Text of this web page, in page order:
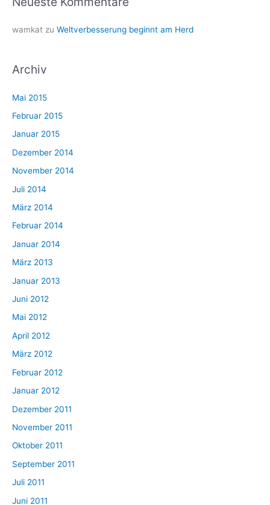
wamkat zu Weltverbesserung beginnt am Herd
Archiv
Mai 2015
Februar 2015
Januar 2015
Dezember 2014
November 2014
Juli 2014
März 2014
Februar 2014
Januar 2014
März 2013
Januar 2013
Juni 2012
Mai 2012
April 2012
März 2012
Februar 2012
Januar 2012
Dezember 2011
November 2011
Oktober 2011
September 2011
Juli 2011
Juni 2011